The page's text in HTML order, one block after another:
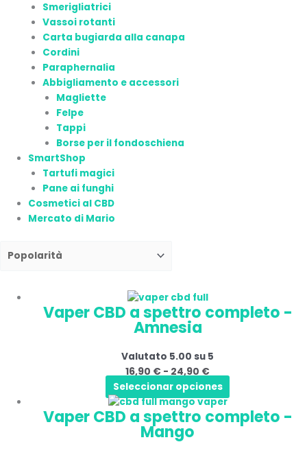
Smerigliatrici
Vassoi rotanti
Carta bugiarda alla canapa
Cordini
Paraphernalia
Abbigliamento e accessori
Magliette
Felpe
Tappi
Borse per il fondoschiena
SmartShop
Tartufi magici
Pane ai funghi
Cosmetici al CBD
Mercato di Mario
Vaper CBD a spettro completo -
Amnesia
Valutato 5.00 su 5
16,90 € - 24,90 €
di
16,90 €
24,90 €
Seleccionar opciones
Questo
prodotto
ha
varianti.
Le
opzioni
possono
essere
scelte
Vaper CBD a spettro completo -
Mango
Fascia
di
Questo
prodotto
ha